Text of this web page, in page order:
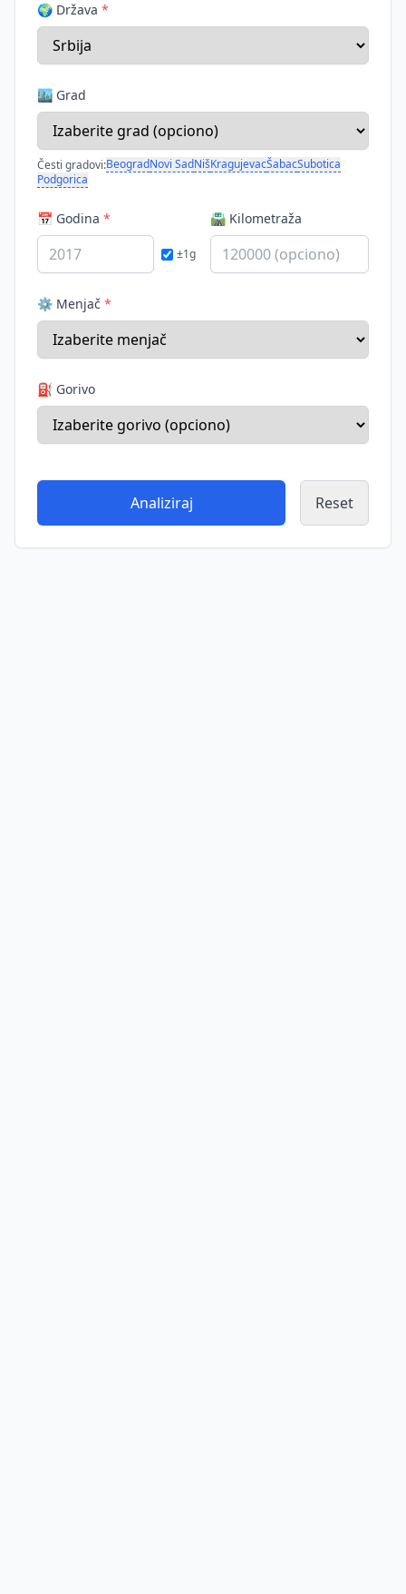
🌍 Država *
🏙️ Grad
Česti gradovi:BeogradNovi SadNišKragujevacŠabacSubotica
Podgorica
📅 Godina *
±1g
🛣️ Kilometraža
⚙️ Menjač *
⛽ Gorivo
Analiziraj Reset